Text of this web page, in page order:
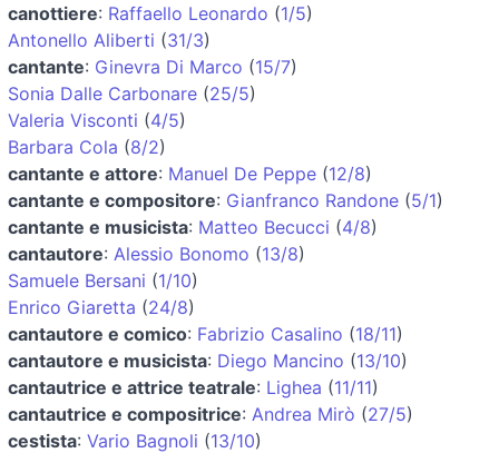
canottiere: Raffaello Leonardo (1/5)
Antonello Aliberti (31/3)
cantante: Ginevra Di Marco (15/7)
Sonia Dalle Carbonare (25/5)
Valeria Visconti (4/5)
Barbara Cola (8/2)
cantante e attore: Manuel De Peppe (12/8)
cantante e compositore: Gianfranco Randone (5/1)
cantante e musicista: Matteo Becucci (4/8)
cantautore: Alessio Bonomo (13/8)
Samuele Bersani (1/10)
Enrico Giaretta (24/8)
cantautore e comico: Fabrizio Casalino (18/11)
cantautore e musicista: Diego Mancino (13/10)
cantautrice e attrice teatrale: Lighea (11/11)
cantautrice e compositrice: Andrea Mirò (27/5)
cestista: Vario Bagnoli (13/10)